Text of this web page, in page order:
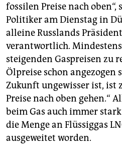
fossilen Preise nach oben“,
Politiker am Dienstag in
alleine Russlands
verantwortlich.
steigenden Gaspreisen zu
Ölpreise schon angezogen
Zukunft ungewisser ist, ist
Preise nach oben gehen.“
beim Gas auch immer
die Menge an Flüssiggas
ausgeweitet worden.